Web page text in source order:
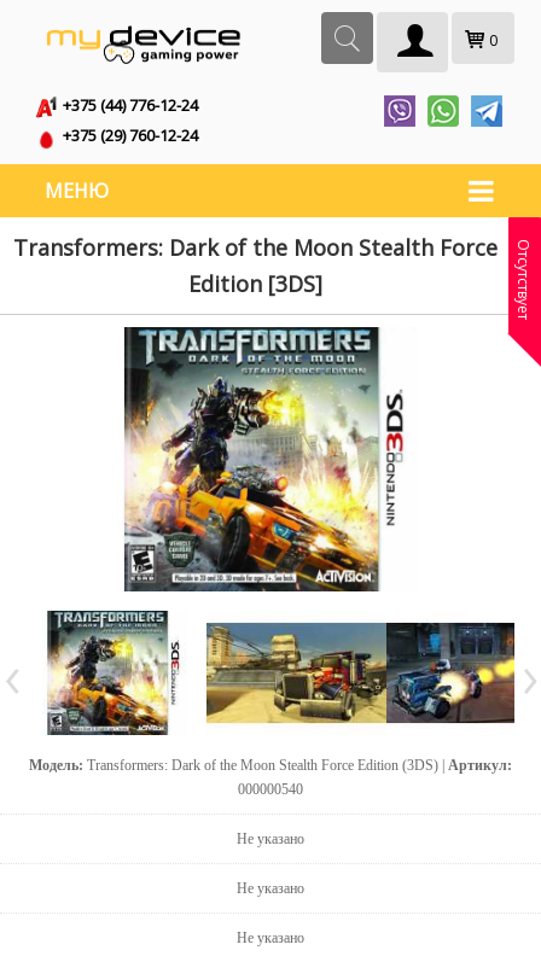
0
+375 (44) 776-12-24
+375 (29) 760-12-24
МЕНЮ
Transformers: Dark of the Moon Stealth Force
Edition [3DS]
Модель: Transformers: Dark of the Moon Stealth Force Edition (3DS) | Артикул:
000000540
Не указано
Не указано
Не указано
Отсутствует